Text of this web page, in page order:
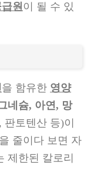
원이 될 수 있
을 함유한 영양
네슘, 아연, 망
판토텐산 등)이
줄이다 보면 자
제한된 칼로리